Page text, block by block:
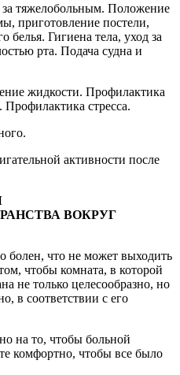
за тяжелобольным. Положение
приготовление постели,
белья. Гигиена тела, уход за
рта. Подача судна и
жидкости. Профилактика
стресса.
активности после
ВОКРУГ
болен, что не может выходить
чтобы комната, в которой
не только целесообразно, но
в соответствии с его
на то, чтобы больной
комфортно, чтобы все было